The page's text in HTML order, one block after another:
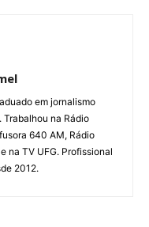
em jornalismo
na Rádio
640 AM, Rádio
na TV UFG. Profissional
2012.